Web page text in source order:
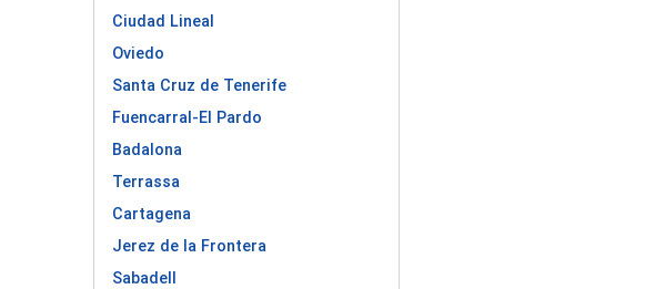
Ciudad Lineal
Oviedo
Santa Cruz de Tenerife
Fuencarral-El Pardo
Badalona
Terrassa
Cartagena
Jerez de la Frontera
Sabadell